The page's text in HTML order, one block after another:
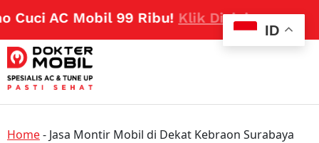
AC Mobil 99 Ribu!Klik Disini
Home- Jasa Montir Mobil di Dekat Kebraon Surabaya
ID